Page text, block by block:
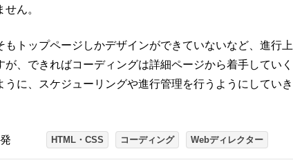
ん。
トップページしかデザインができていないなど、進行上
、できればコーディングは詳細ページから着手していく
に、スケジューリングや進行管理を行うようにしていき
HTML・CSS コーディング Webディレクター